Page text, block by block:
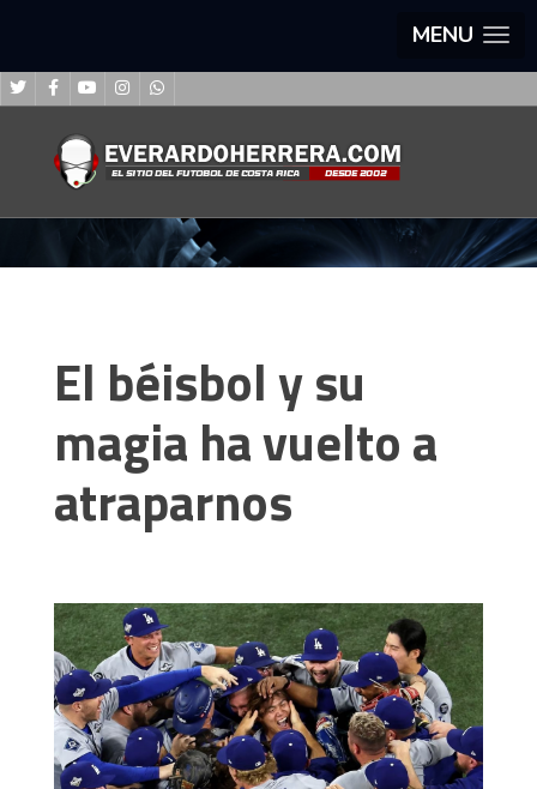
MENU
El béisbol y su
magia ha vuelto a
atraparnos